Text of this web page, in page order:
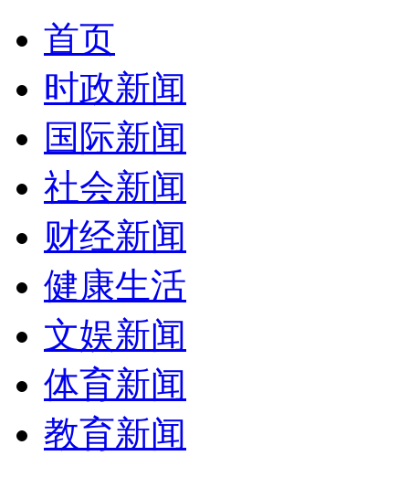
首页
时政新闻
国际新闻
社会新闻
财经新闻
健康生活
文娱新闻
体育新闻
教育新闻